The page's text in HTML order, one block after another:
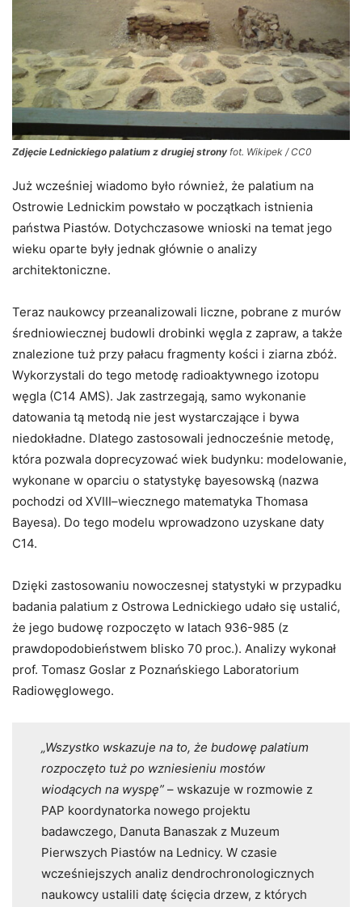
Zdjęcie Lednickiego palatium z drugiej strony fot. Wikipek / CC0
Już wcześniej wiadomo było również, że palatium na
Ostrowie Lednickim powstało w początkach istnienia
państwa Piastów. Dotychczasowe wnioski na temat jego
wieku oparte były jednak głównie o analizy
architektoniczne.
Teraz naukowcy przeanalizowali liczne, pobrane z murów
średniowiecznej budowli drobinki węgla z zapraw, a także
znalezione tuż przy pałacu fragmenty kości i ziarna zbóż.
Wykorzystali do tego metodę radioaktywnego izotopu
węgla (C14 AMS). Jak zastrzegają, samo wykonanie
datowania tą metodą nie jest wystarczające i bywa
niedokładne. Dlatego zastosowali jednocześnie metodę,
która pozwala doprecyzować wiek budynku: modelowanie,
wykonane w oparciu o statystykę bayesowską (nazwa
pochodzi od XVIII–wiecznego matematyka Thomasa
Bayesa). Do tego modelu wprowadzono uzyskane daty
C14.
Dzięki zastosowaniu nowoczesnej statystyki w przypadku
badania palatium z Ostrowa Lednickiego udało się ustalić,
że jego budowę rozpoczęto w latach 936-985 (z
prawdopodobieństwem blisko 70 proc.). Analizy wykonał
prof. Tomasz Goslar z Poznańskiego Laboratorium
Radiowęglowego.
„Wszystko wskazuje na to, że budowę palatium
rozpoczęto tuż po wzniesieniu mostów
wiodących na wyspę”– wskazuje w rozmowie z
PAP koordynatorka nowego projektu
badawczego, Danuta Banaszak z Muzeum
Pierwszych Piastów na Lednicy. W czasie
wcześniejszych analiz dendrochronologicznych
naukowcy ustalili datę ścięcia drzew, z których